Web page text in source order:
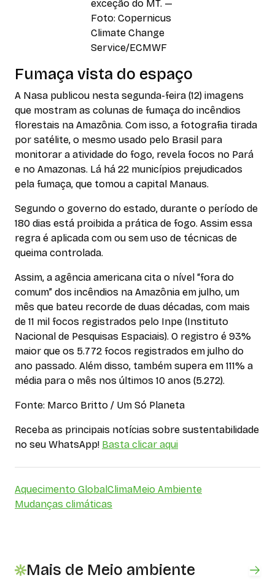
exceção do MT. —
Foto: Copernicus
Climate Change
Service/ECMWF
Fumaça vista do espaço
A Nasa publicou nesta segunda-feira (12) imagens
que mostram as colunas de fumaça do incêndios
florestais na Amazônia. Com isso, a fotografia tirada
por satélite, o mesmo usado pelo Brasil para
monitorar a atividade do fogo, revela focos no Pará
e no Amazonas. Lá há 22 municípios prejudicados
pela fumaça, que tomou a capital Manaus.
Segundo o governo do estado, durante o período de
180 dias está proibida a prática de fogo. Assim essa
regra é aplicada com ou sem uso de técnicas de
queima controlada.
Assim, a agência americana cita o nível “fora do
comum” dos incêndios na Amazônia em julho, um
mês que bateu recorde de duas décadas, com mais
de 11 mil focos registrados pelo Inpe (Instituto
Nacional de Pesquisas Espaciais). O registro é 93%
maior que os 5.772 focos registrados em julho do
ano passado. Além disso, também supera em 111% a
média para o mês nos últimos 10 anos (5.272).
Fonte: Marco Britto / Um Só Planeta
Receba as principais notícias sobre sustentabilidade
no seu WhatsApp! Basta clicar aqui
Aquecimento GlobalClimaMeio Ambiente
Mudanças climáticas
Mais de Meio ambiente